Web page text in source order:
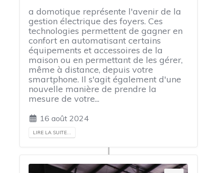
a domotique représente l'avenir de la
gestion électrique des foyers. Ces
technologies permettent de gagner en
confort en automatisant certains
équipements et accessoires de la
maison ou en permettant de les gérer,
même à distance, depuis votre
smartphone. Il s'agit également d'une
nouvelle manière de prendre la
mesure de votre...
16 août 2024
LIRE LA SUITE...